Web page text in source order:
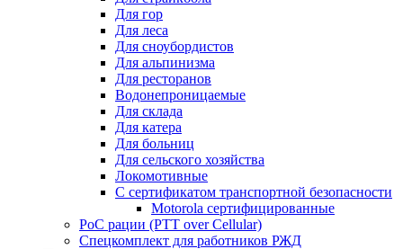
Для гор
Для леса
Для сноубордистов
Для альпинизма
Для ресторанов
Водонепроницаемые
Для склада
Для катера
Для больниц
Для сельского хозяйства
Локомотивные
С сертификатом транспортной безопасности
Motorola сертифицированные
PoC рации (PTT over Cellular)
Спецкомплект для работников РЖД